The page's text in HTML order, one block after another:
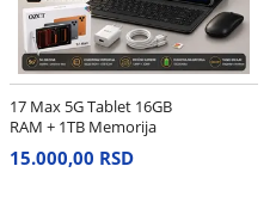
17 Max 5G Tablet 16GB
RAM + 1TB Memorija
15.000,00 RSD